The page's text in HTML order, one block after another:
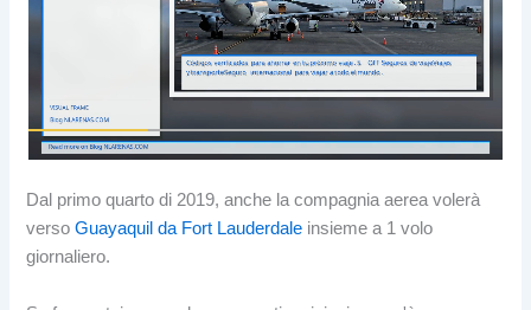
Dal primo quarto di 2019, anche la compagnia aerea volerà
versoGuayaquil da Fort Lauderdale insieme a 1 volo
giornaliero.